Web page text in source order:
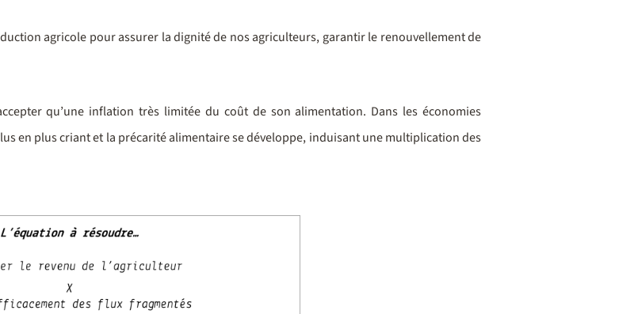
agricole pour assurer la dignité de nos agriculteurs, garantir le renouvellement de
qu’une inflation très limitée du coût de son alimentation. Dans les économies
en plus criant et la précarité alimentaire se développe, induisant une multiplication des